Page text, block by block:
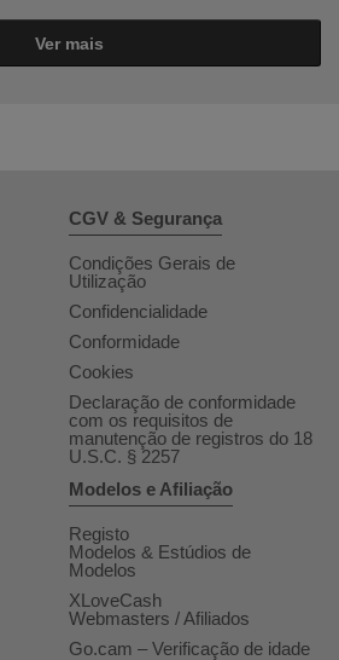
Ver mais
CGV & Segurança
Condições Gerais de
Utilização
Confidencialidade
Conformidade
Cookies
Declaração de conformidade
com os requisitos de
manutenção de registros do 18
U.S.C. § 2257
Modelos e Afiliação
Registo
Modelos & Estúdios de
Modelos
XLoveCash
Webmasters / Afiliados
Go.cam – Verificação de idade